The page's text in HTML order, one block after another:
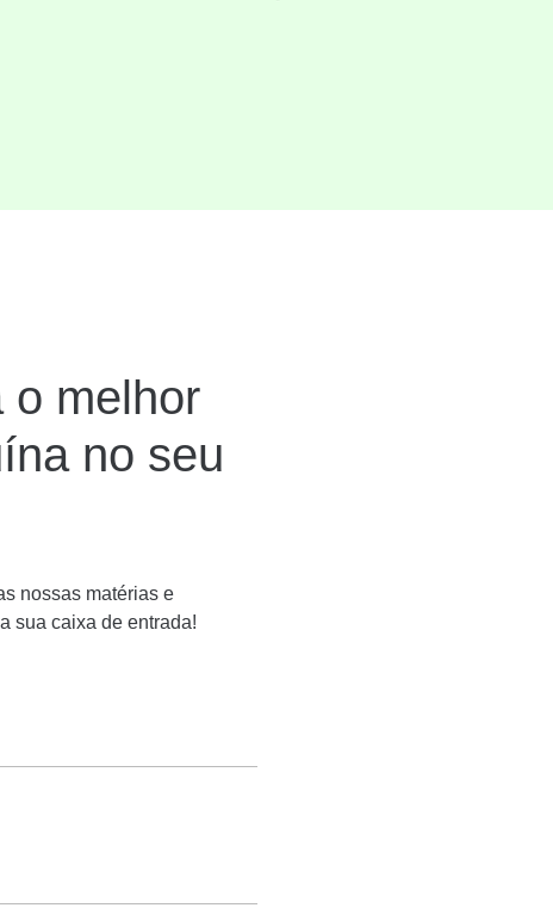
o melhor
no seu
nossas matérias e
sua caixa de entrada!